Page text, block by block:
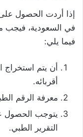
إذا أردت الحصول
في السعودية،
فيما يلي:
أن يتم استخراج
أقربائه.
معرفة الرقم
يتوجب الحصول
التقرير الطبي.